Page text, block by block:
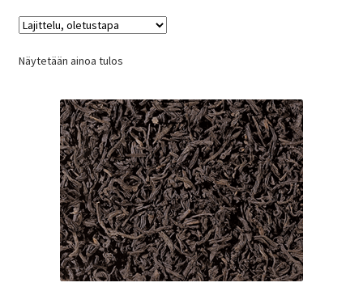
Kauppa
Oma tili
Ostoskori
Tilaus- ja sopimusehdot
Yrityksille
Näytetään ainoa tulos